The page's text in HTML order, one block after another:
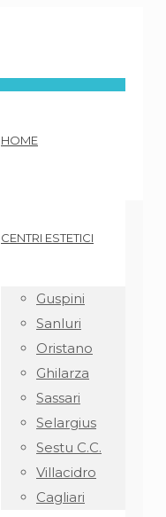
HOME
CENTRI ESTETICI
Guspini
Sanluri
Oristano
Ghilarza
Sassari
Selargius
Sestu C.C.
Villacidro
Cagliari